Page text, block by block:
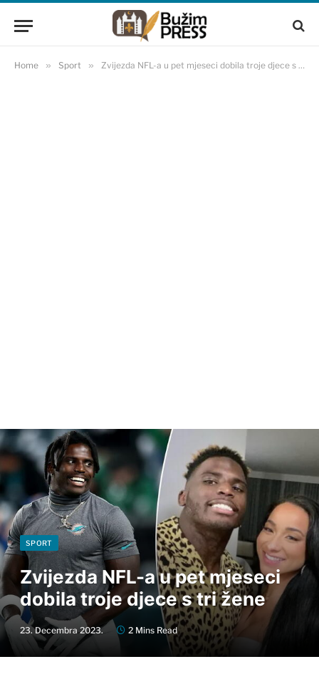
Home » Sport » Zvijezda NFL-a u pet mjeseci dobila troje djece s tri žene
SPORT
Zvijezda NFL-a u pet mjeseci
dobila troje djece s tri žene
23. Decembra 2023. 2 Mins Read